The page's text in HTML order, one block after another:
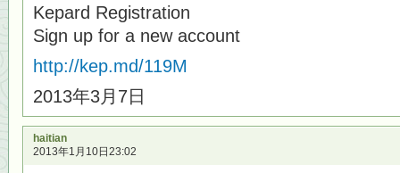
Kepard Registration
Sign up for a new account
http://kep.md/119M
2013年3月7日
haitian
2013年1月10日23:02